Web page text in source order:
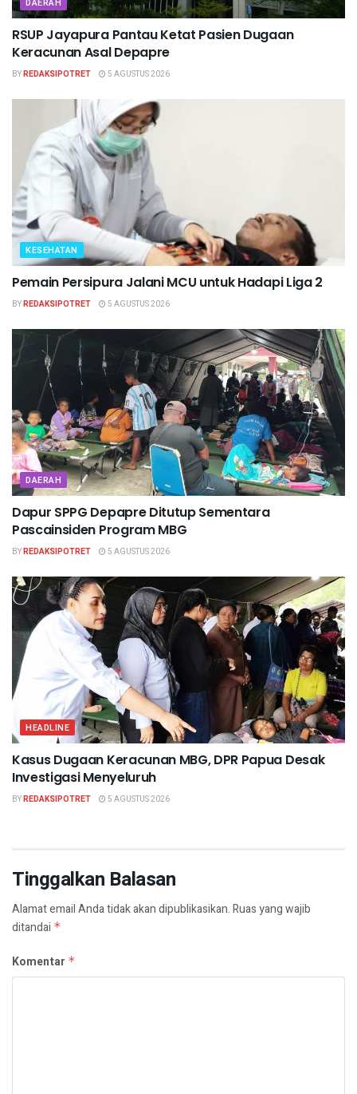
RSUP Jayapura Pantau Ketat Pasien Dugaan
Keracunan Asal Depapre
BYREDAKSIPOTRET 5 AGUSTUS 2026
KESEHATAN
Pemain Persipura Jalani MCU untuk Hadapi Liga 2
BYREDAKSIPOTRET 5 AGUSTUS 2026
DAERAH
Dapur SPPG Depapre Ditutup Sementara
Pascainsiden Program MBG
BYREDAKSIPOTRET 5 AGUSTUS 2026
HEADLINE
Kasus Dugaan Keracunan MBG, DPR Papua Desak
Investigasi Menyeluruh
BYREDAKSIPOTRET 5 AGUSTUS 2026
Tinggalkan Balasan
Alamat email Anda tidak akan dipublikasikan.Ruas yang wajib
ditandai *
Komentar *